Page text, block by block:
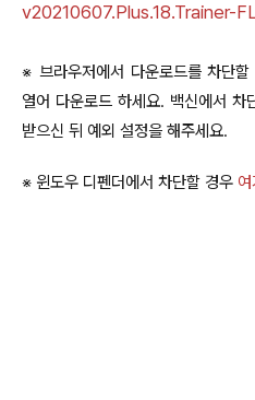
v20210607.Plus.18.Trainer-
※ 브라우저에서 다운로드를 차단
열어 다운로드 하세요. 백신에서
받으신 뒤 예외 설정을 해주세요.
※ 윈도우 디펜더에서 차단할 경우